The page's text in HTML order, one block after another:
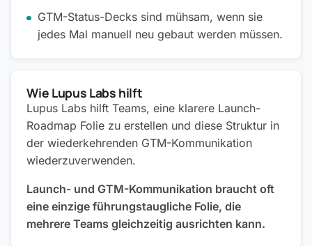
GTM-Status-Decks sind mühsam, wenn sie
jedes Mal manuell neu gebaut werden müssen.
Wie Lupus Labs hilft
Lupus Labs hilft Teams, eine klarere Launch-
Roadmap Folie zu erstellen und diese Struktur in
der wiederkehrenden GTM-Kommunikation
wiederzuverwenden.
Launch- und GTM-Kommunikation braucht oft
eine einzige führungstaugliche Folie, die
mehrere Teams gleichzeitig ausrichten kann.